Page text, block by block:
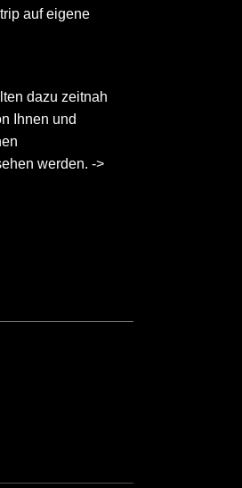
auf eigene
dazu zeitnah
Ihnen und
werden. ->